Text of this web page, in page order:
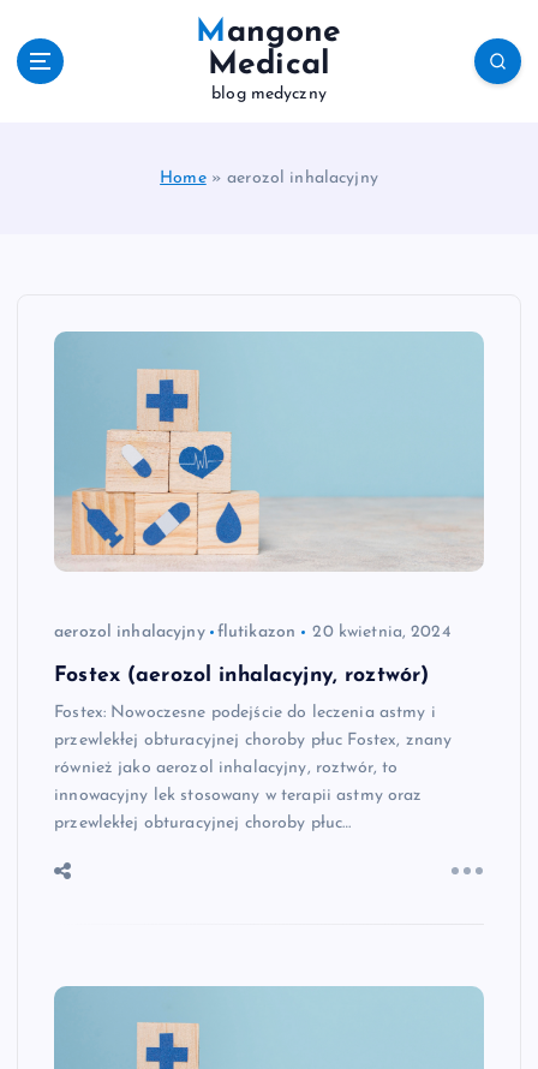
Mangone
Medical
blog medyczny
Home»aerozol inhalacyjny
aerozol inhalacyjny flutikazon 20 kwietnia, 2024
Fostex (aerozol inhalacyjny, roztwór)
Fostex: Nowoczesne podejście do leczenia astmy i
przewlekłej obturacyjnej choroby płuc Fostex, znany
również jako aerozol inhalacyjny, roztwór, to
innowacyjny lek stosowany w terapii astmy oraz
przewlekłej obturacyjnej choroby płuc…